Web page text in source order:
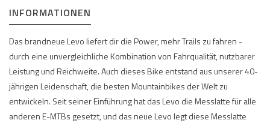
INFORMATIONEN
Das brandneue Levo liefert dir die Power, mehr Trails zu fahren -
durch eine unvergleichliche Kombination von Fahrqualität, nutzbarer
Leistung und Reichweite. Auch dieses Bike entstand aus unserer 40-
jährigen Leidenschaft, die besten Mountainbikes der Welt zu
entwickeln. Seit seiner Einführung hat das Levo die Messlatte für alle
anderen E-MTBs gesetzt, und das neue Levo legt diese Messlatte